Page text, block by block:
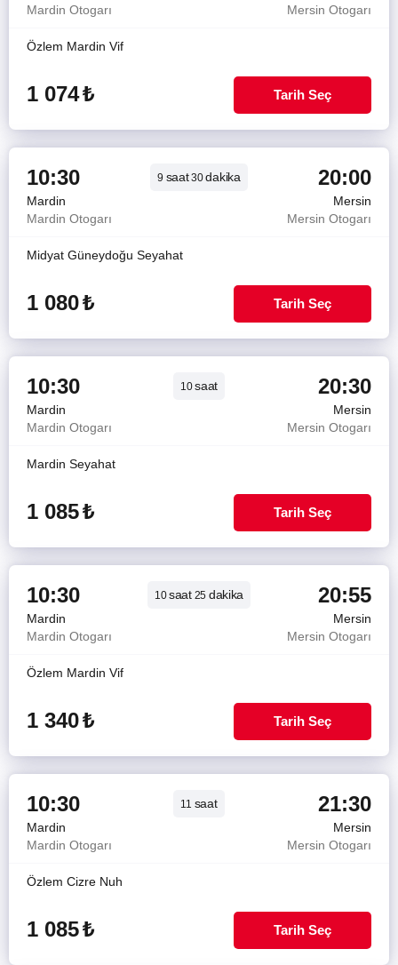
Mardin Otogarı
Mersin Otogarı
Özlem Mardin Vif
1 074₺ Tarih Seç
10:30 9 saat30dakika 20:00
Mardin
Mersin
Mardin Otogarı
Mersin Otogarı
Midyat Güneydoğu Seyahat
1 080₺ Tarih Seç
10:30 10saat 20:30
Mardin
Mersin
Mardin Otogarı
Mersin Otogarı
Mardin Seyahat
1 085₺ Tarih Seç
10:30 10saat25 dakika 20:55
Mardin
Mersin
Mardin Otogarı
Mersin Otogarı
Özlem Mardin Vif
1 340₺ Tarih Seç
10:30 11 saat 21:30
Mardin
Mersin
Mardin Otogarı
Mersin Otogarı
Özlem Cizre Nuh
1 085₺ Tarih Seç